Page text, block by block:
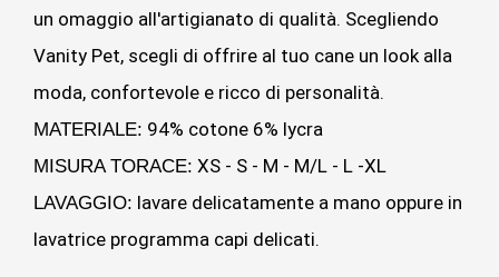
un omaggio all'artigianato di qualità. Scegliendo
Vanity Pet, scegli di offrire al tuo cane un look alla
moda, confortevole e ricco di personalità.
MATERIALE: 94% cotone 6% lycra
MISURA TORACE: XS - S - M - M/L - L -XL
LAVAGGIO: lavare delicatamente a mano oppure in
lavatrice programma capi delicati.